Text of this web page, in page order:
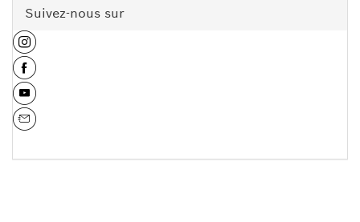
Suivez-nous sur